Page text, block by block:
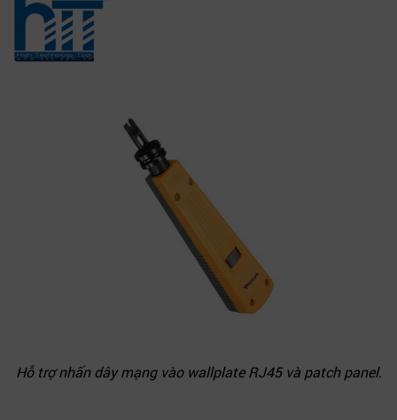
Hỗ trợ nhấn dây mạng vào wallplate RJ45 và patch panel.